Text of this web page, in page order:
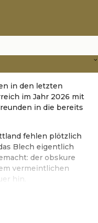
in den letzten
im Jahr 2026 mit
in die bereits
fehlen plötzlich
Blech eigentlich
der obskure
vermeintlichen
hin.